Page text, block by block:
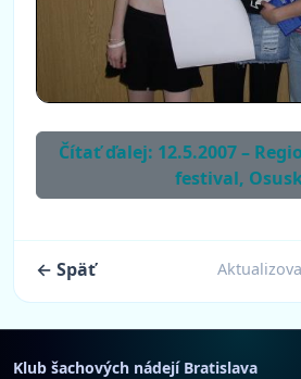
Čítať ďalej: 12.5.2007 –
festival,
← Späť
Klub šachových nádejí Bratislava